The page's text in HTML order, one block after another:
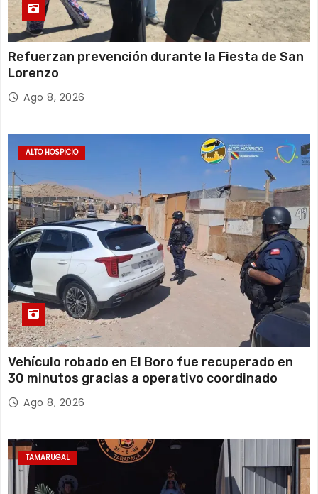
Refuerzan prevención durante la Fiesta de San
Lorenzo
Ago 8, 2026
ALTO HOSPICIO
Vehículo robado en El Boro fue recuperado en
30 minutos gracias a operativo coordinado
Ago 8, 2026
TAMARUGAL